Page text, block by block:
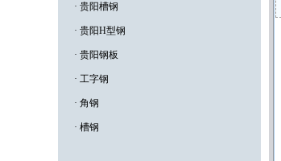
· 贵阳槽钢
· 贵阳H型钢
· 贵阳钢板
· 工字钢
· 角钢
· 槽钢